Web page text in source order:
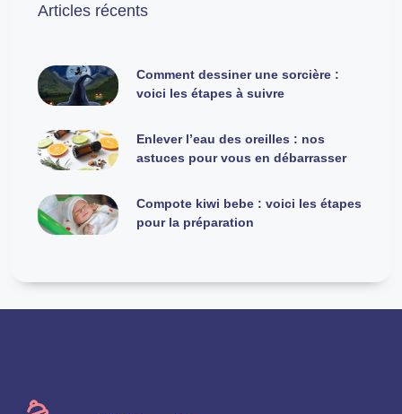
Articles récents
Comment dessiner une sorcière :
voici les étapes à suivre
Enlever l’eau des oreilles : nos
astuces pour vous en débarrasser
Compote kiwi bebe : voici les étapes
pour la préparation